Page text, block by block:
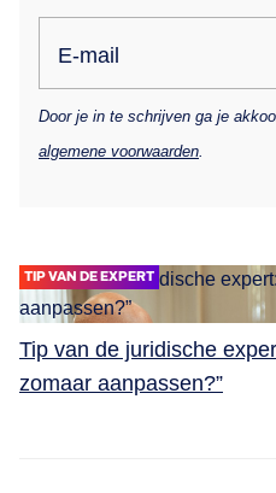
E-mail
Door je in te schrijven ga je
algemene voorwaarden
TIP VAN DE EXPERT
Tip van de juridische
zomaar aanpassen?”